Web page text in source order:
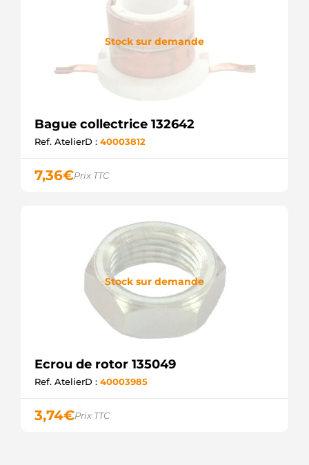
Stock sur demande
Bague collectrice 132642
Ref. AtelierD : 40003812
7,36€Prix TTC
Stock sur demande
Ecrou de rotor 135049
Ref. AtelierD : 40003985
3,74€Prix TTC